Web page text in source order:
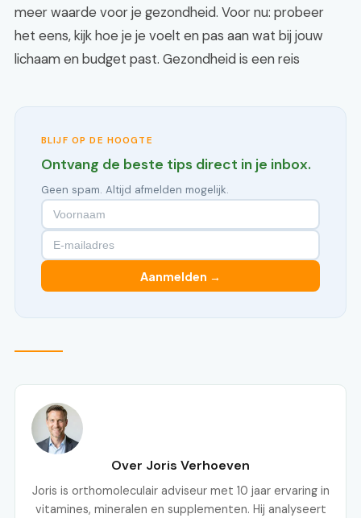
meer waarde voor je gezondheid. Voor nu: probeer
het eens, kijk hoe je je voelt en pas aan wat bij jouw
lichaam en budget past. Gezondheid is een reis
BLIJF OP DE HOOGTE
Ontvang de beste tips direct in je inbox.
Geen spam. Altijd afmelden mogelijk.
Aanmelden →
Over Joris Verhoeven
Joris is orthomoleculair adviseur met 10 jaar ervaring in
vitamines, mineralen en supplementen. Hij analyseert